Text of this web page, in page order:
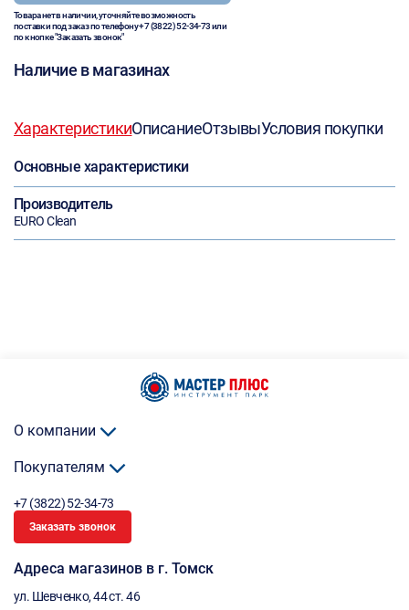
Товара нет в наличии, уточняйте возможность
поставки под заказ по телефону+7 (3822) 52-34-73или
по кнопке "Заказать звонок"
Наличие в магазинах
ХарактеристикиОписаниеОтзывыУсловия покупки
Основные характеристики
Производитель
EURO Clean
О компании
Покупателям
+7 (3822) 52-34-73
Заказать звонок
Адреса магазинов в г. Томск
ул. Шевченко, 44 ст. 46